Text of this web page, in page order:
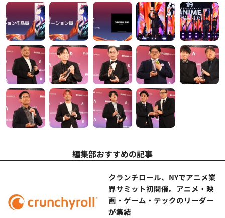
編集部おすすめの記事
クランチロール、NYでアニメ業
界サミット初開催。アニメ・映
画・ゲーム・テックのリーダー
が集結